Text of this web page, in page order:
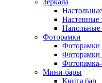
Зеркала
Настенные
Напольные
Фоторамки
Фоторамки
Фоторамки
Мини-бары
Книга бар